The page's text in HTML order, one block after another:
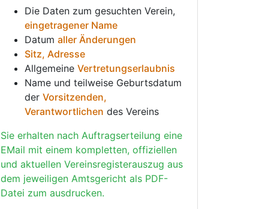
Die Daten zum gesuchten Verein,
eingetragener Name
Datum aller Änderungen
Sitz, Adresse
Allgemeine Vertretungserlaubnis
Name und teilweise Geburtsdatum
der Vorsitzenden,
Verantwortlichen des Vereins
Sie erhalten nach Auftragserteilung eine
EMail mit einem kompletten, offiziellen
und aktuellen Vereinsregisterauszug aus
dem jeweiligen Amtsgericht als PDF-
Datei zum ausdrucken.